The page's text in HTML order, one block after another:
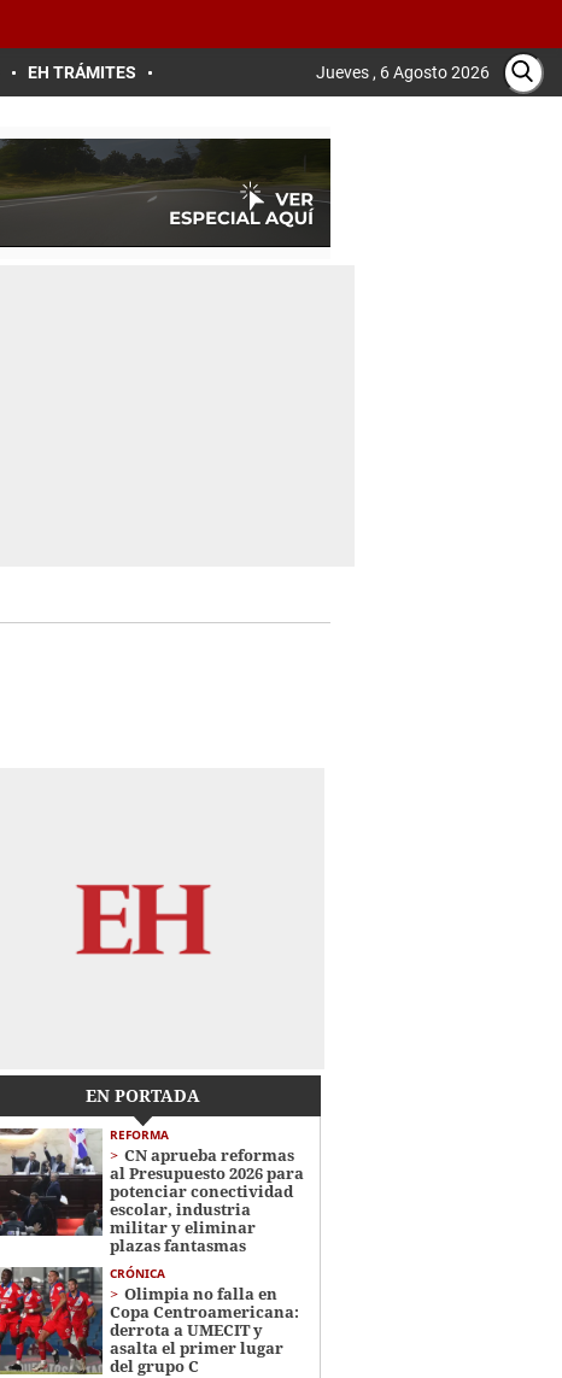
EH TRÁMITES Jueves , 6 Agosto 2026
EN PORTADA
REFORMA
CN aprueba reformas
al Presupuesto 2026 para
potenciar conectividad
escolar, industria
militar y eliminar
plazas fantasmas
CRÓNICA
Olimpia no falla en
Copa Centroamericana:
derrota a UMECIT y
asalta el primer lugar
del grupo C